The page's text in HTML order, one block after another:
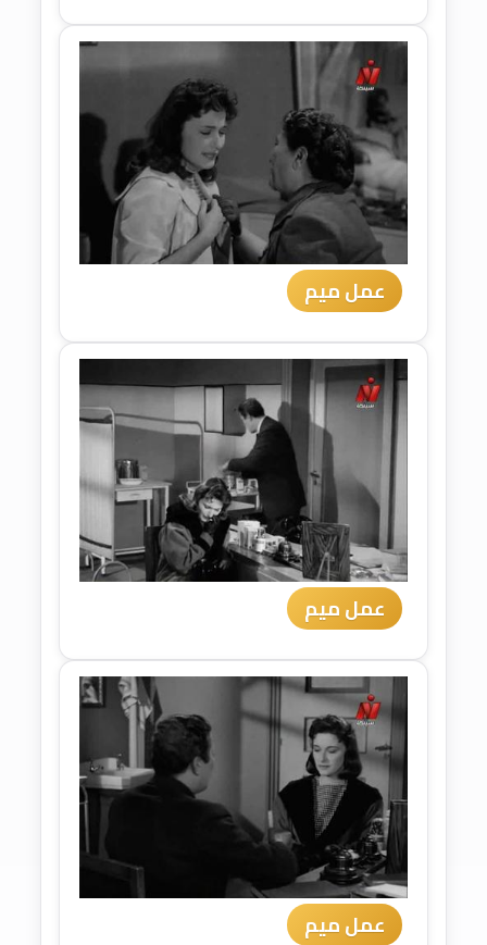
عمل ميم
عمل ميم
عمل ميم